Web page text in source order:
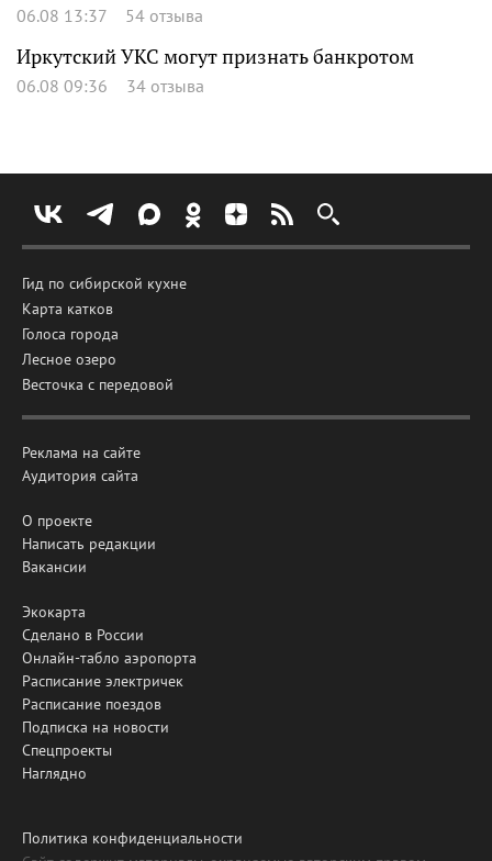
06.08 13:37 54 отзыва
Иркутский УКС могут признать банкротом
06.08 09:36 34 отзыва
Гид по сибирской кухне
Карта катков
Голоса города
Лесное озеро
Весточка с передовой
Реклама на сайте
Аудитория сайта
О проекте
Написать редакции
Вакансии
Экокарта
Сделано в России
Онлайн-табло аэропорта
Расписание электричек
Расписание поездов
Подписка на новости
Спецпроекты
Наглядно
Политика конфиденциальности